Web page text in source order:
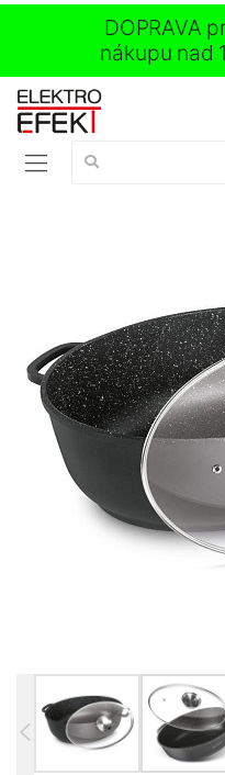
DOPRAVA
nákupu nad
Vyhledávání: